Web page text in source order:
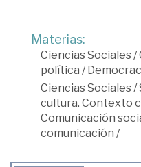
Materias:
Ciencias Sociales /
política /
Ciencias Sociales /
cultura. Contexto
Comunicación
comunicación /